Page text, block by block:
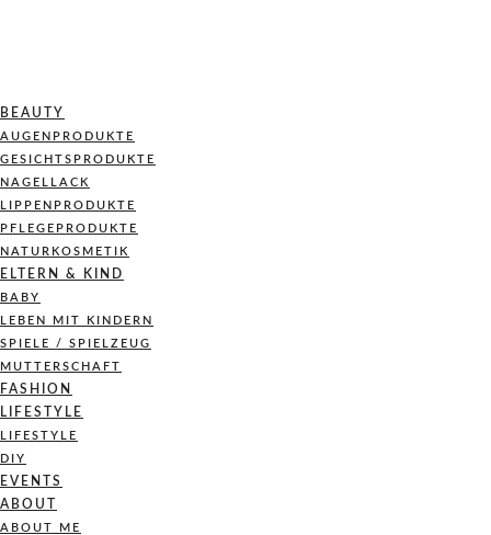
BEAUTY
AUGENPRODUKTE
GESICHTSPRODUKTE
NAGELLACK
LIPPENPRODUKTE
PFLEGEPRODUKTE
NATURKOSMETIK
ELTERN & KIND
BABY
LEBEN MIT KINDERN
SPIELE / SPIELZEUG
MUTTERSCHAFT
FASHION
LIFESTYLE
LIFESTYLE
DIY
EVENTS
ABOUT
ABOUT ME